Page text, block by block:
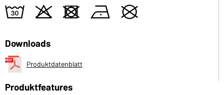
w o d n U
Downloads
Produktdatenblatt
Produktfeatures